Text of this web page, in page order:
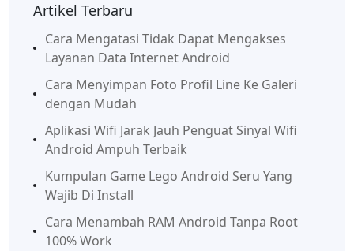
Artikel Terbaru
Cara Mengatasi Tidak Dapat Mengakses
Layanan Data Internet Android
Cara Menyimpan Foto Profil Line Ke Galeri
dengan Mudah
Aplikasi Wifi Jarak Jauh Penguat Sinyal Wifi
Android Ampuh Terbaik
Kumpulan Game Lego Android Seru Yang
Wajib Di Install
Cara Menambah RAM Android Tanpa Root
100% Work